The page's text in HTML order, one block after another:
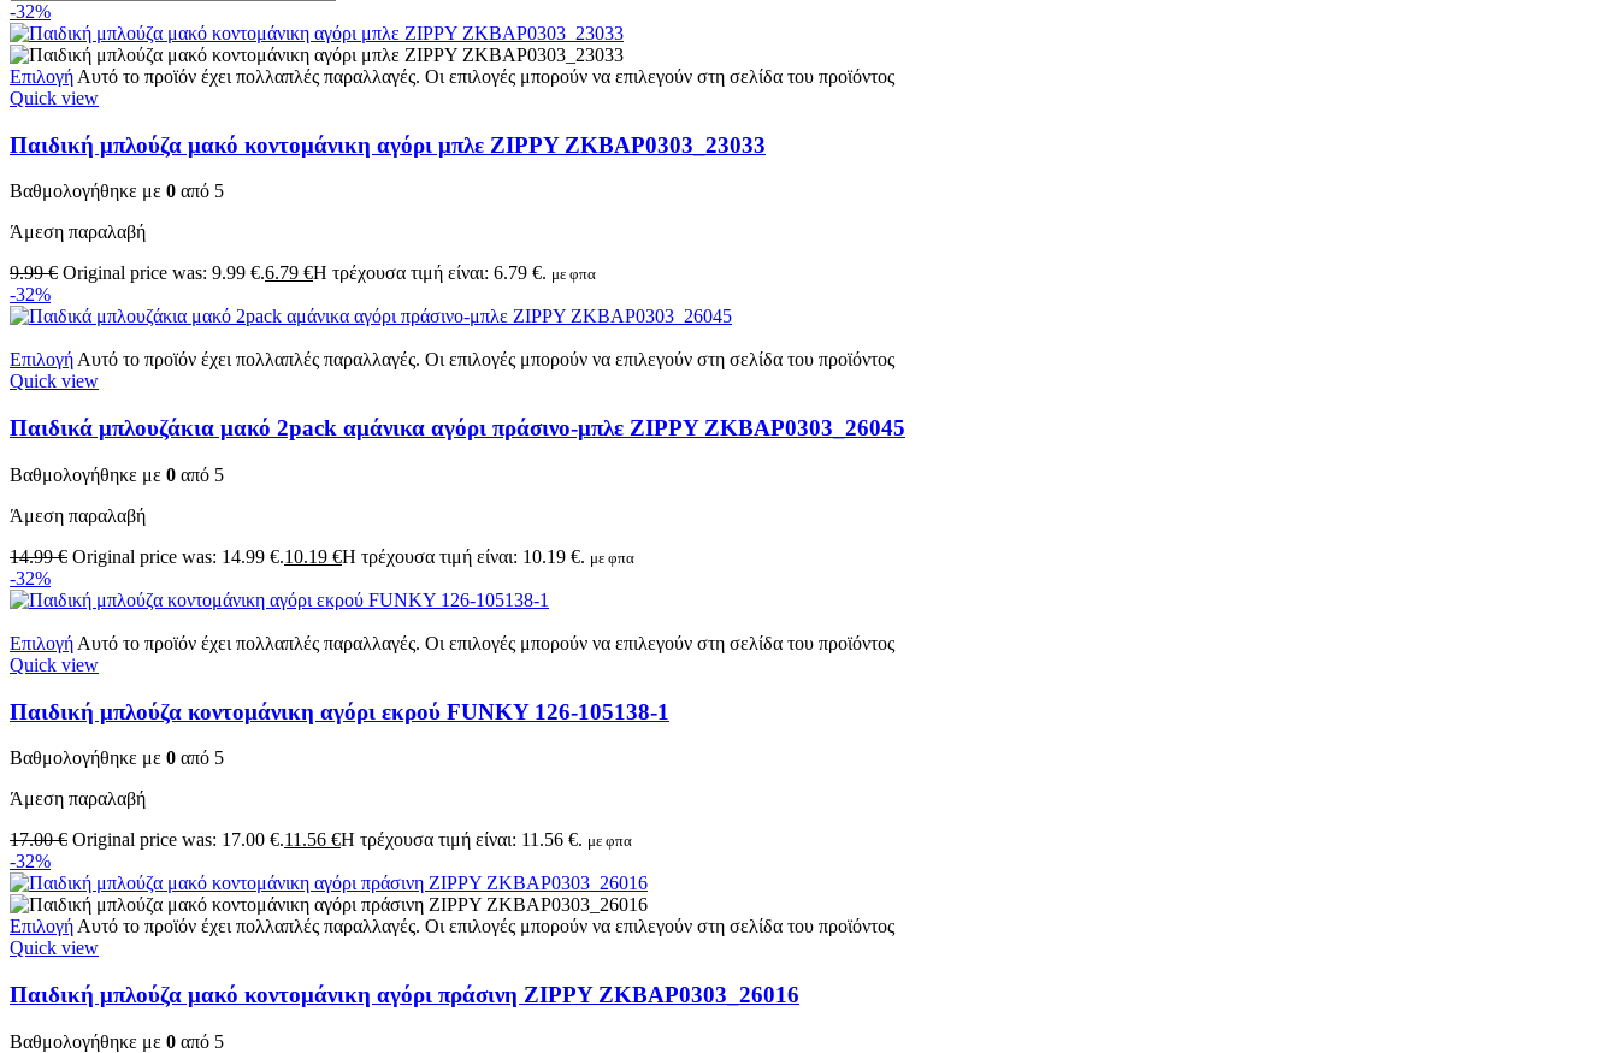
-32%
Επιλογή Αυτό το προϊόν έχει πολλαπλές παραλλαγές. Οι επιλογές μπορούν να επιλεγούν στη σελίδα του προϊόντος
Quick view
Παιδική μπλούζα μακό κοντομάνικη αγόρι μπλε ZIPPY ZKBAP0303_23033
Βαθμολογήθηκε με 0 από 5
Άμεση παραλαβή
9.99€ Original price was: 9.99 €.6.79 €Η τρέχουσα τιμή είναι: 6.79 €. με φπα
-32%
ΕπιλογήΑυτό το προϊόν έχει πολλαπλές παραλλαγές. Οι επιλογές μπορούν να επιλεγούν στη σελίδα του προϊόντος
Quick view
Παιδικά μπλουζάκια μακό 2pack αμάνικα αγόρι πράσινο-μπλε ZIPPY ZKBAP0303_26045
Βαθμολογήθηκε με 0 από 5
Άμεση παραλαβή
14.99€ Original price was: 14.99 €.10.19 €Η τρέχουσα τιμή είναι: 10.19 €. με φπα
-32%
Επιλογή Αυτό το προϊόν έχει πολλαπλές παραλλαγές. Οι επιλογές μπορούν να επιλεγούν στη σελίδα του προϊόντος
Quick view
Παιδική μπλούζα κοντομάνικη αγόρι εκρού FUNKY 126-105138-1
Βαθμολογήθηκε με 0 από 5
Άμεση παραλαβή
17.00€ Original price was: 17.00 €.11.56 €Η τρέχουσα τιμή είναι: 11.56 €. με φπα
-32%
Επιλογή Αυτό το προϊόν έχει πολλαπλές παραλλαγές. Οι επιλογές μπορούν να επιλεγούν στη σελίδα του προϊόντος
Quick view
Παιδική μπλούζα μακό κοντομάνικη αγόρι πράσινη ZIPPY ZKBAP0303_26016
Βαθμολογήθηκε με 0 από 5